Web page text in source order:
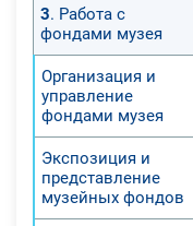
3. Работа с
фондами музея
Организация и
управление
фондами музея
Экспозиция и
представление
музейных фондов